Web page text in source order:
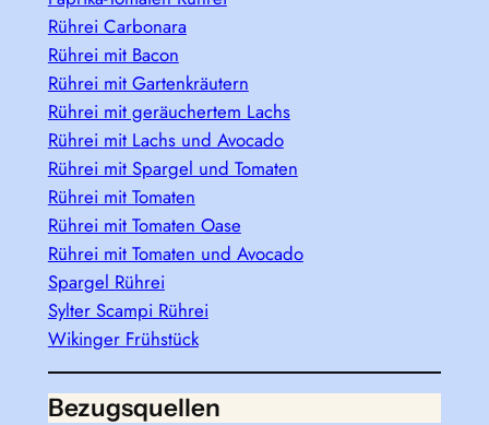
Rührei Carbonara
Rührei mit Bacon
Rührei mit Gartenkräutern
Rührei mit geräuchertem Lachs
Rührei mit Lachs und Avocado
Rührei mit Spargel und Tomaten
Rührei mit Tomaten
Rührei mit Tomaten Oase
Rührei mit Tomaten und Avocado
Spargel Rührei
Sylter Scampi Rührei
Wikinger Frühstück
Bezugsquellen